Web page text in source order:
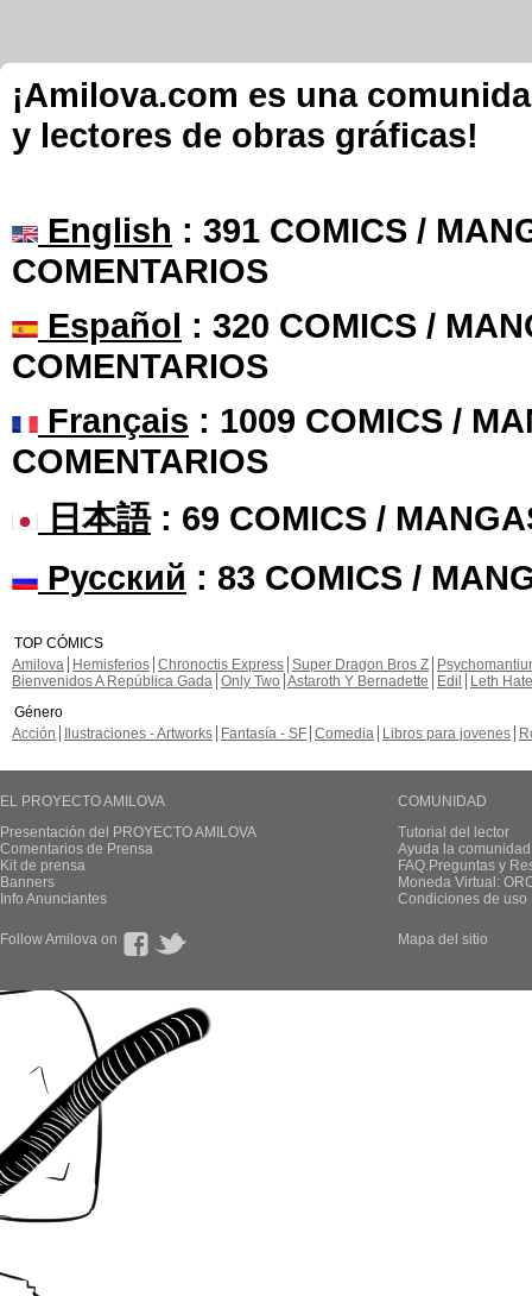
¡Amilova.com es una
y lectores de obras gráficas!
English : 391 COMICS /
COMENTARIOS
Español : 320 COMICS /
COMENTARIOS
Français : 1009 COMICS /
COMENTARIOS
日本語: 69 COMICS /
Русский : 83 COMICS /
TOP CÓMICS
Amilova
Hemisferios Chronoctis Express Super Dragon Bros Z
Bienvenidos A República Gada Only Two Astaroth Y Bernadette Edil
Leth Hate
Género
Acción
Ilustraciones - Artworks Fantasía - SF Comedia Libros para jovenes
EL PROYECTO AMILOVA
Presentación del PROYECTO AMILOVA
Comentarios de Prensa
Kit de prensa
Banners
Info Anunciantes
COMUNIDAD
Tutorial del lector
Ayuda la
FAQ.Preguntas y
Moneda Virtual:
Condiciones de uso
Follow Amilova on Mapa del sitio